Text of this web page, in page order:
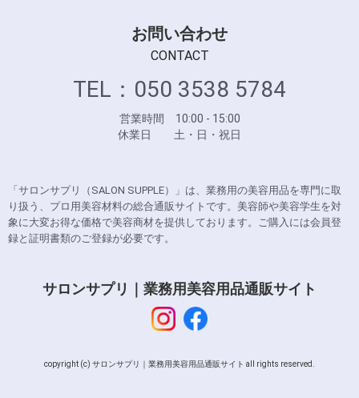
お問い合わせ
CONTACT
TEL：050 3538 5784
営業時間 10:00 - 15:00
休業日 土・日・祝日
「サロンサプリ（SALON SUPPLE）」は、業務用の美容用品を専門に取
り扱う、プロ用美容材料の総合通販サイトです。美容師や美容学生を対
象に大変お得な価格で美容商材を提供しております。ご購入には会員登
録と証明書類のご登録が必要です。
サロンサプリ｜業務用美容用品通販サイト
copyright (c) サロンサプリ｜業務用美容用品通販サイト all rights reserved.